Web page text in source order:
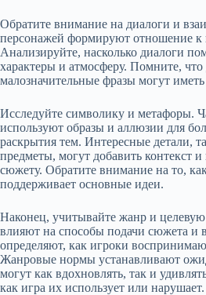
Обратите внимание на диалоги и
персонажей формируют отношение
Анализируйте, насколько диалоги
характеры и атмосферу. Помните, что
малозначительные фразы могут иметь
Исследуйте символику и метафоры.
используют образы и аллюзии для
раскрытия тем. Интересные детали,
предметы, могут добавить контекст
сюжету. Обратите внимание на то,
поддерживает основные идеи.
Наконец, учитывайте жанр и
влияют на способы подачи сюжета и
определяют, как игроки
Жанровые нормы устанавливают
могут как вдохновлять, так и
как игра их использует или нарушает.